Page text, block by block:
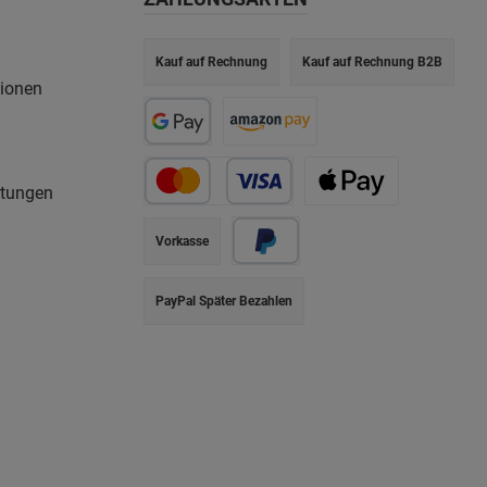
Vorkasse
PayPal Später Bezahlen
Kauf auf Rechnung Kauf auf Rechnung B2B